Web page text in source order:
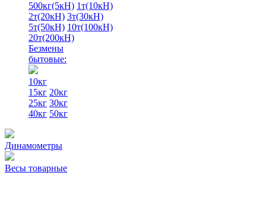
500кг(5кН) 1т(10кН)
2т(20кН) 3т(30кН)
5т(50кН) 10т(100кН)
20т(200кН)
Безмены
бытовые:
10кг
15кг 20кг
25кг 30кг
40кг 50кг
Динамометры
Весы товарные